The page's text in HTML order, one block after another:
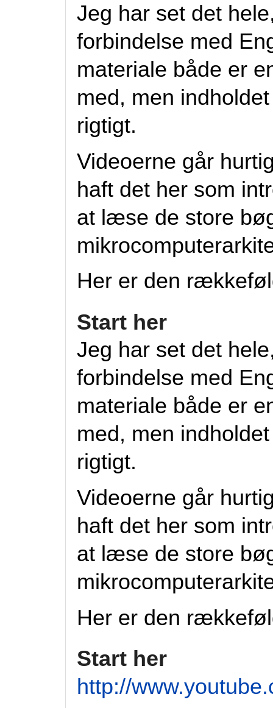
Jeg har set det
forbindelse med
materiale både er
med, men
rigtigt.
Videoerne går
haft det her som
at læse de store
Her er den
Start her
Jeg har set det
forbindelse med
materiale både er
med, men
rigtigt.
Videoerne går
haft det her som
at læse de store
Her er den
Start her
http://